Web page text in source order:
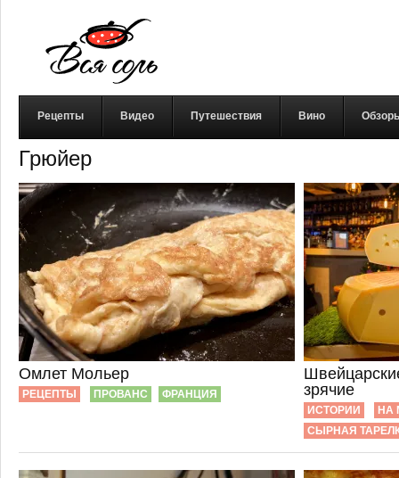
Рецепты Видео Путешествия Вино
Грюйер
Омлет Мольер
РЕЦЕПТЫ ПРОВАНС ФРАНЦИЯ
зрячие
ИСТОРИИ
НА
СЫРНАЯ